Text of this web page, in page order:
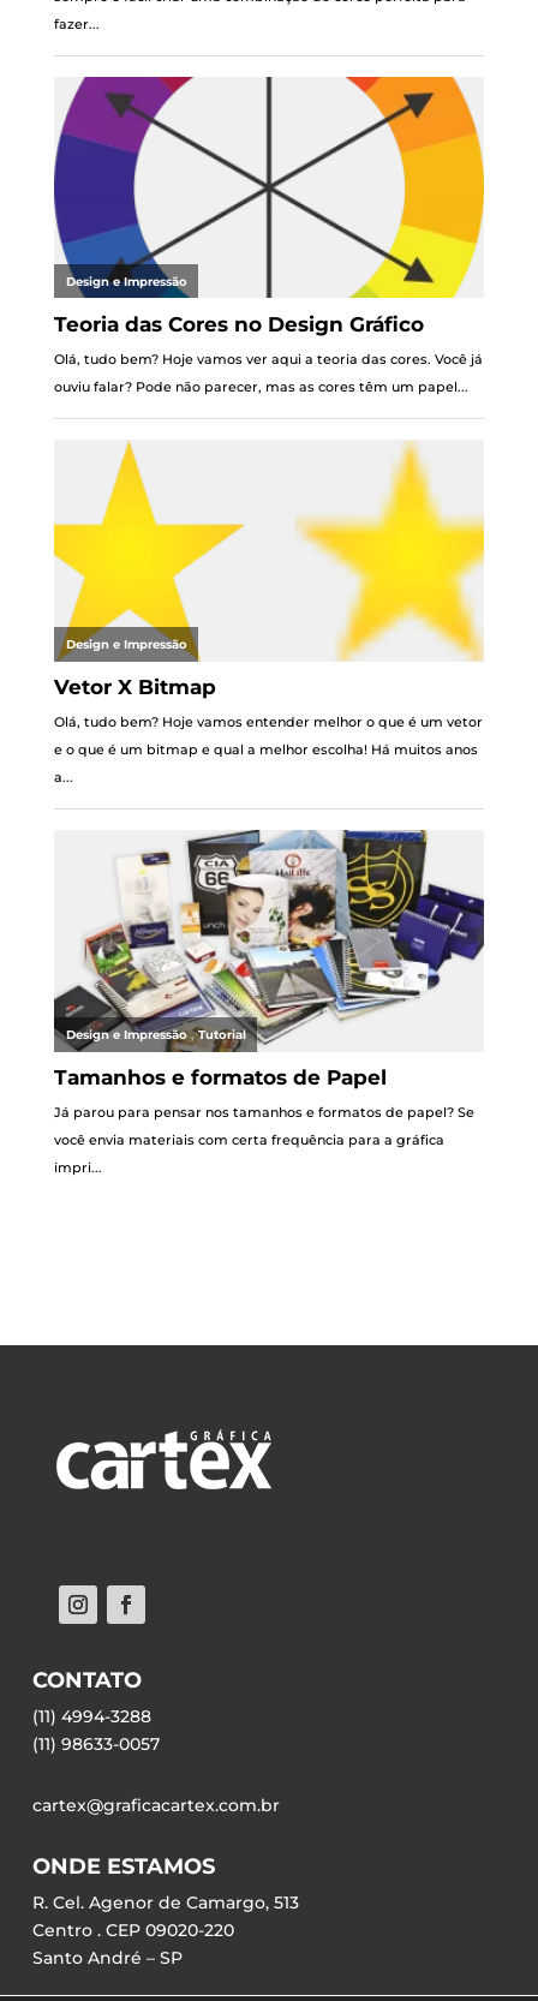
CONTATO
(11) 4994-3288
(11) 98633-0057
cartex@graficacartex.com.br
ONDE ESTAMOS
R. Cel. Agenor de Camargo, 513
Centro . CEP 09020-220
Santo André – SP